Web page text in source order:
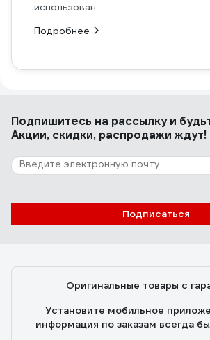
использован
Подробнее
Подпишитесь на рассылкуи
Акции, скидки, распродажи ждут!
Подписаться
Оригинальные товары с
Установите мобильное
информация по заказам всегда